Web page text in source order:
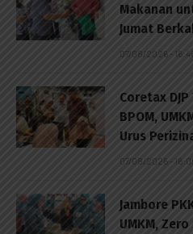
Makanan
Jumat
07/08/2026 -
Coretax
BPOM,
Urus
07/08/2026 -
Jambore
UMKM,